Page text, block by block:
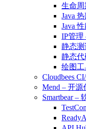
生命周
Java
Java
IP管理
静态测
静态代
绘图工
Cloudbees
Mend – 开源
Smartbear –